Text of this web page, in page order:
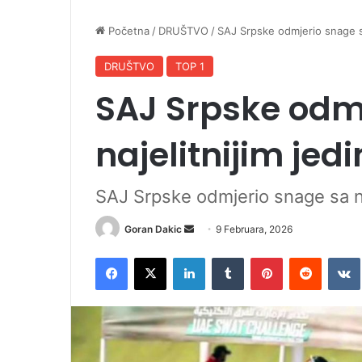
Početna / DRUŠTVO / SAJ Srpske odmjerio snage
DRUŠTVO TOP 1
SAJ Srpske
najelitnijim
SAJ Srpske odmjerio snage sa
Goran Dakic
d
a
n
e
9 Februara, 2026